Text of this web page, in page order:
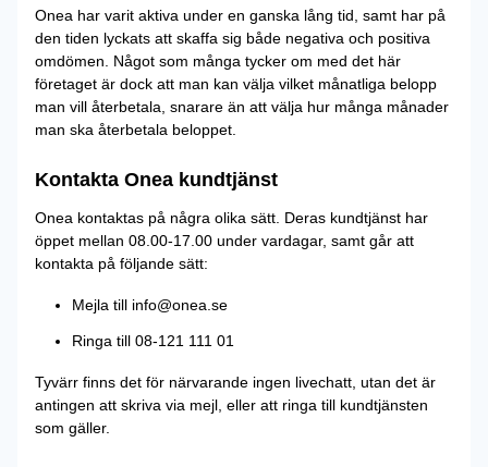
Onea har varit aktiva under en ganska lång tid, samt har på
den tiden lyckats att skaffa sig både negativa och positiva
omdömen. Något som många tycker om med det här
företaget är dock att man kan välja vilket månatliga belopp
man vill återbetala, snarare än att välja hur många månader
man ska återbetala beloppet.
Kontakta Onea kundtjänst
Onea kontaktas på några olika sätt. Deras kundtjänst har
öppet mellan 08.00-17.00 under vardagar, samt går att
kontakta på följande sätt:
Mejla till info@onea.se
Ringa till 08-121 111 01
Tyvärr finns det för närvarande ingen livechatt, utan det är
antingen att skriva via mejl, eller att ringa till kundtjänsten
som gäller.